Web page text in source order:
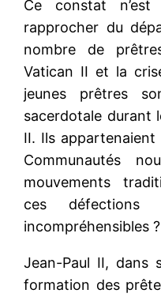
Ce constat
rapprocher du
nombre de
Vatican II et la
jeunes prêtres
sacerdotale durant
II. Ils
Communautés
mouvements
ces défections
incompréhensibles ?
Jean-Paul II, dans
formation des